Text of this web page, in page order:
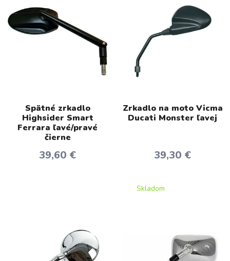
Spätné zrkadlo
Highsider Smart
Ferrara ľavé/pravé
čierne
39,60 €
Zrkadlo na moto Vicma
Ducati Monster ľavej
39,30 €
Skladom